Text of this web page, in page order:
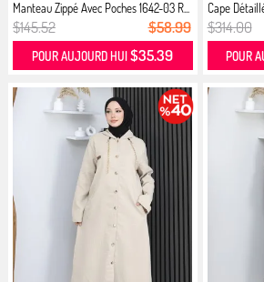
Manteau Zippé Avec Poches 1642-03 R...
$145.52 $58.99
POUR AUJOURD HUI$35.39
Cape
$314.00
POUR